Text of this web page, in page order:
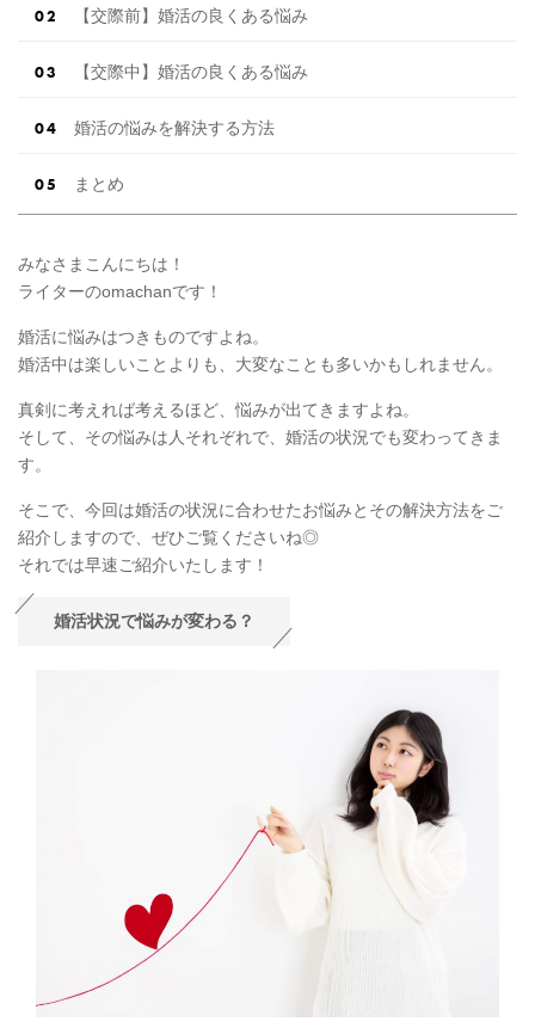
【交際前】婚活の良くある悩み
【交際中】婚活の良くある悩み
婚活の悩みを解決する方法
まとめ
みなさまこんにちは！
ライターのomachanです！
婚活に悩みはつきものですよね。
婚活中は楽しいことよりも、大変なことも多いかもしれません。
真剣に考えれば考えるほど、悩みが出てきますよね。
そして、その悩みは人それぞれで、婚活の状況でも変わってきま
す。
そこで、今回は婚活の状況に合わせたお悩みとその解決方法をご
紹介しますので、ぜひご覧くださいね◎
それでは早速ご紹介いたします！
婚活状況で悩みが変わる？